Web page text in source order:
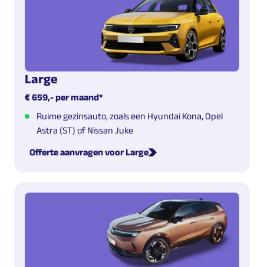
Large
€ 659,- per maand*
Ruime gezinsauto, zoals een Hyundai Kona, Opel
Astra (ST) of Nissan Juke
Offerte aanvragen voor Large